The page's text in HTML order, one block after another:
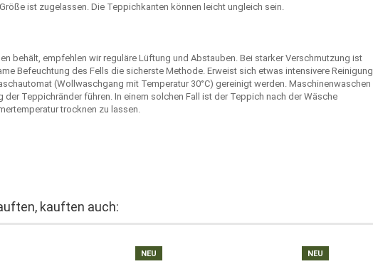
ist zugelassen. Die Teppichkanten können leicht ungleich sein.
behält, empfehlen wir reguläre Lüftung und Abstauben. Bei starker Verschmutzung ist
Befeuchtung des Fells die sicherste Methode. Erweist sich etwas intensivere Reinigung
(Wollwaschgang mit Temperatur 30°C) gereinigt werden. Maschinenwaschen
Teppichränder führen. In einem solchen Fall ist der Teppich nach der Wäsche
trocknen zu lassen.
kauften auch:
NEU NEU